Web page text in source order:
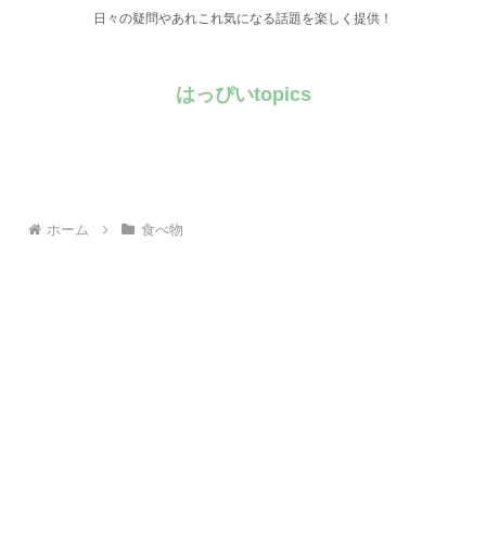
日々の疑問やあれこれ気になる話題を楽しく提供！
はっぴいtopics
ホーム 食べ物